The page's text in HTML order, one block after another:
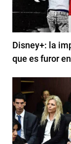
Disney+: la
que es furor